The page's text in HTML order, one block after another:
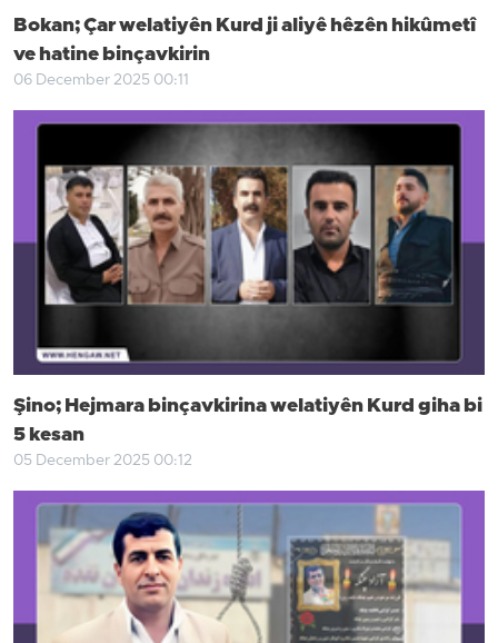
Bokan; Çar welatiyên Kurd ji aliyê hêzên hikûmetî
ve hatine binçavkirin
06 December 2025 00:11
Şino; Hejmara binçavkirina welatiyên Kurd giha bi
5 kesan
05 December 2025 00:12